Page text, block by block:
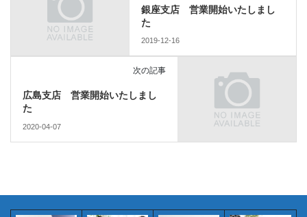
銀座支店 営業開始いたしまし
た
2019-12-16
次の記事
広島支店 営業開始いたしまし
た
2020-04-07